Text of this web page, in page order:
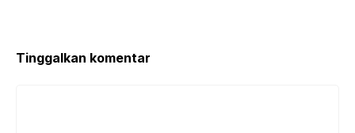
Tinggalkan komentar